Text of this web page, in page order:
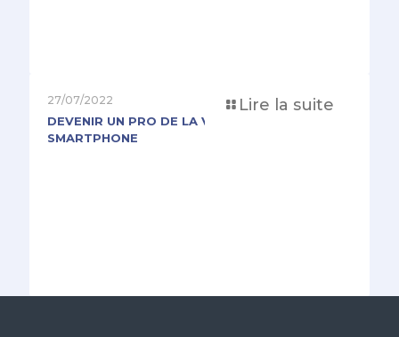
27/07/2022
DEVENIR UN PRO DE LA VIDÉO AVEC UN
SMARTPHONE
Lire la suite